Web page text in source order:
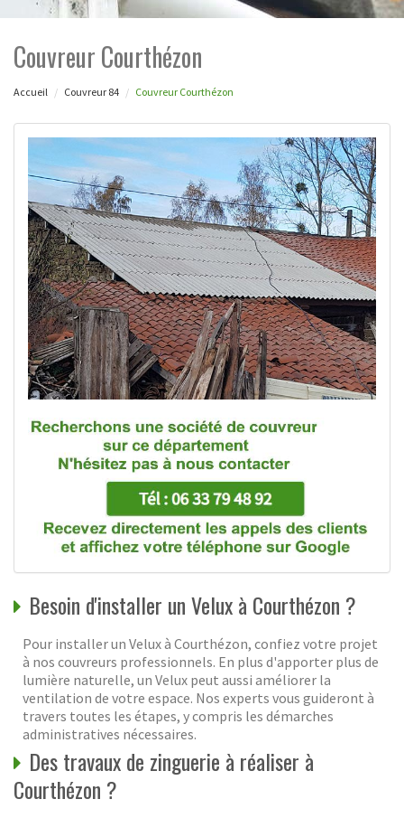
Couvreur Courthézon
Accueil Couvreur 84 Couvreur Courthézon
Besoin d'installer un Velux à Courthézon ?
Pour installer un Velux à Courthézon, confiez votre projet
à nos couvreurs professionnels. En plus d'apporter plus de
lumière naturelle, un Velux peut aussi améliorer la
ventilation de votre espace. Nos experts vous guideront à
travers toutes les étapes, y compris les démarches
administratives nécessaires.
Des travaux de zinguerie à réaliser à
Courthézon ?